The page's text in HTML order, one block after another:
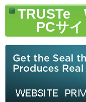
TRUSTe
PCサイ